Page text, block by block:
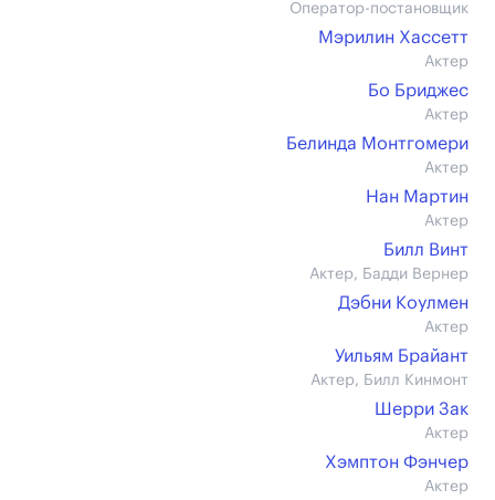
Оператор-постановщик
Мэрилин Хассетт
Актер
Бо Бриджес
Актер
Белинда Монтгомери
Актер
Нан Мартин
Актер
Билл Винт
Актер, Бадди Вернер
Дэбни Коулмен
Актер
Уильям Брайант
Актер, Билл Кинмонт
Шерри Зак
Актер
Хэмптон Фэнчер
Актер